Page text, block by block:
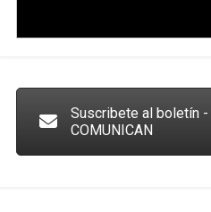
Suscribete al boletín -
COMUNICAN